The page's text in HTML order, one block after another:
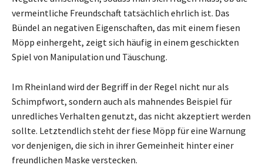
vermeintliche Freundschaft tatsächlich ehrlich ist. Das
Bündel an negativen Eigenschaften, das mit einem fiesen
Möpp einhergeht, zeigt sich häufig in einem geschickten
Spiel von Manipulation und Täuschung.
Im Rheinland wird der Begriff in der Regel nicht nur als
Schimpfwort, sondern auch als mahnendes Beispiel für
unredliches Verhalten genutzt, das nicht akzeptiert werden
sollte. Letztendlich steht der fiese Möpp für eine Warnung
vor denjenigen, die sich in ihrer Gemeinheit hinter einer
freundlichen Maske verstecken.